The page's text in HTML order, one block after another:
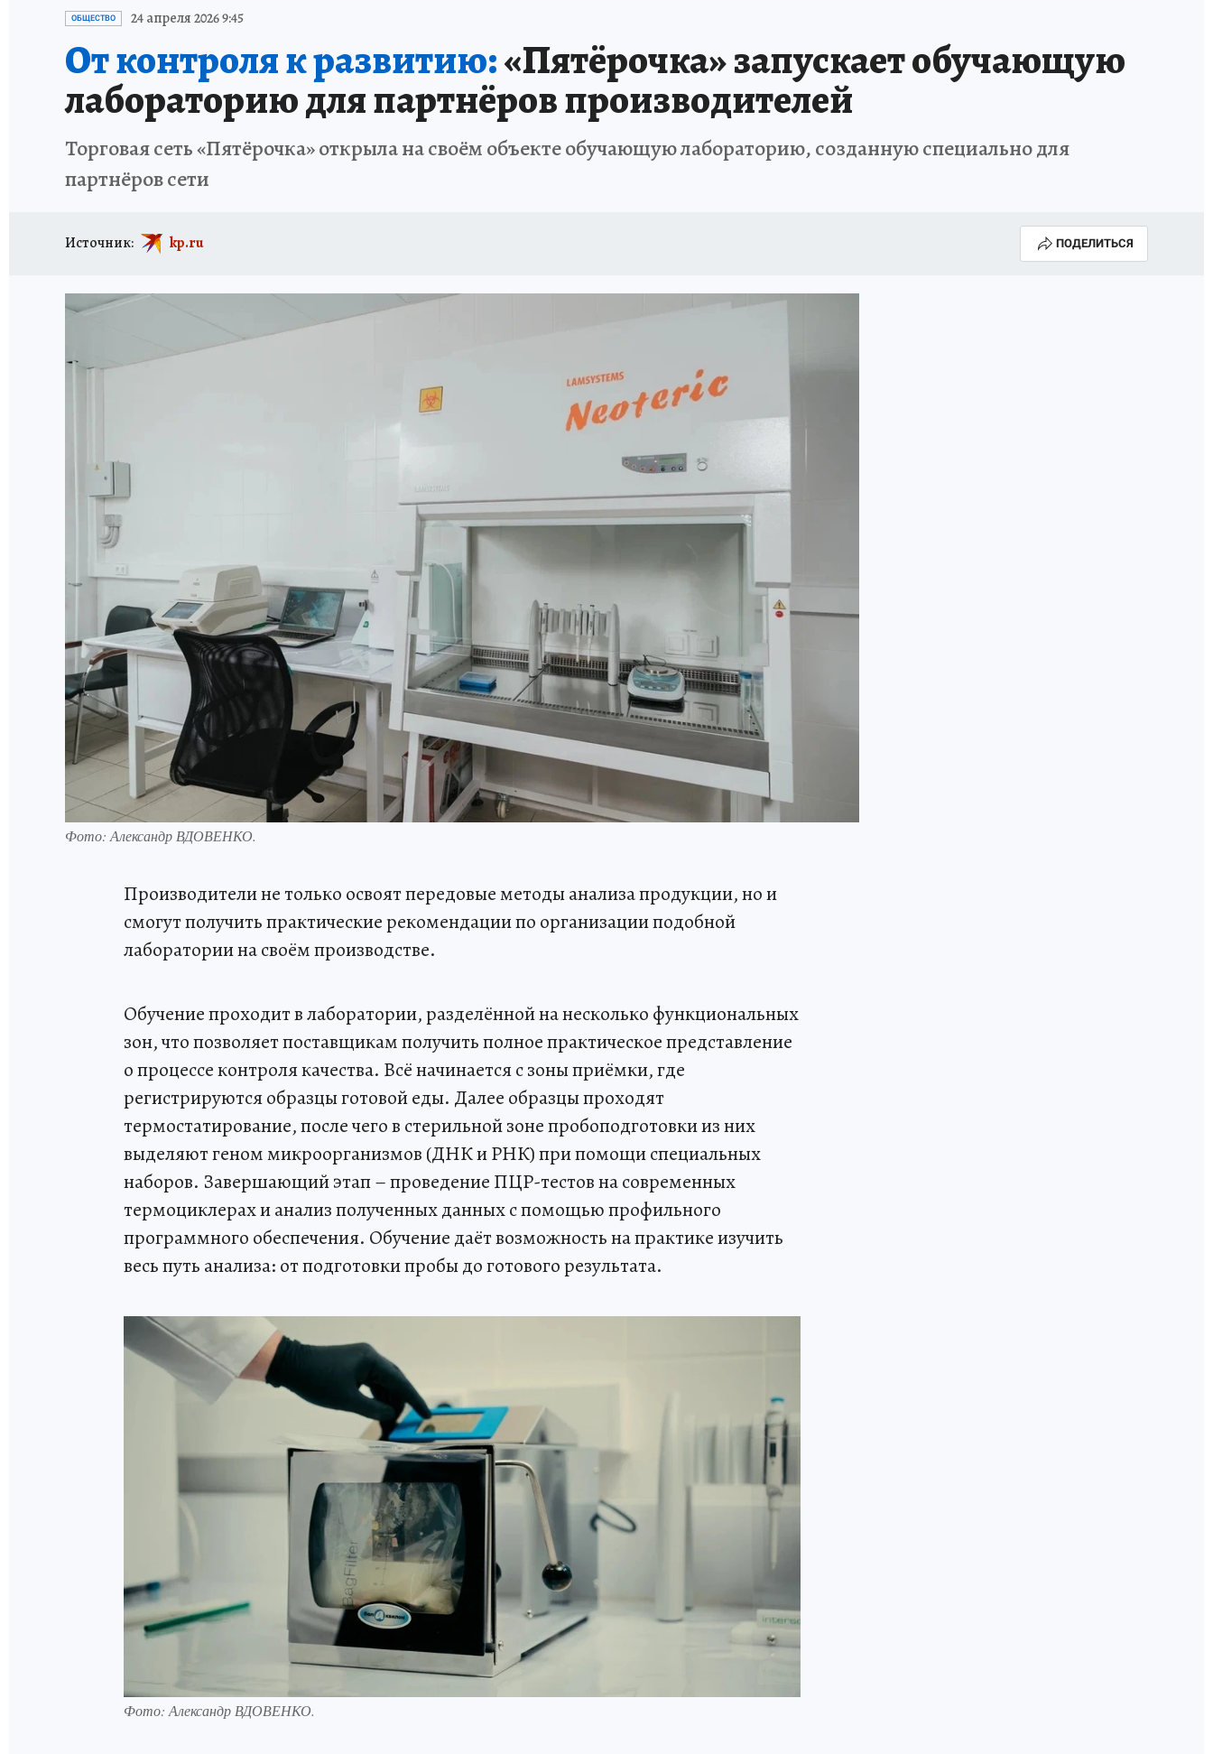
ИСПЫТАНО НА СЕБЕ
ОБЩЕСТВО 24 апреля 2026 9:45
От контроля к развитию:«Пятёрочка» запускает обучающую
лабораторию для партнёров производителей
Торговая сеть «Пятёрочка» открыла на своём объекте обучающую лабораторию, созданную специально для
партнёров сети
Источник: kp.ru ПОДЕЛИТЬСЯ
Фото: Александр ВДОВЕНКО.
Производители не только освоят передовые методы анализа продукции, но и
смогут получить практические рекомендации по организации подобной
лаборатории на своём производстве.
Обучение проходит в лаборатории, разделённой на несколько функциональных
зон, что позволяет поставщикам получить полное практическое представление
о процессе контроля качества. Всё начинается с зоны приёмки, где
регистрируются образцы готовой еды. Далее образцы проходят
термостатирование, после чего в стерильной зоне пробоподготовки из них
выделяют геном микроорганизмов (ДНК и РНК) при помощи специальных
наборов. Завершающий этап – проведение ПЦР-тестов на современных
термоциклерах и анализ полученных данных с помощью профильного
программного обеспечения. Обучение даёт возможность на практике изучить
весь путь анализа: от подготовки пробы до готового результата.
Фото: Александр ВДОВЕНКО.